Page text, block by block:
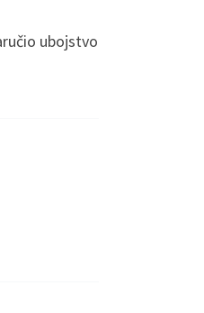
ubojstvo